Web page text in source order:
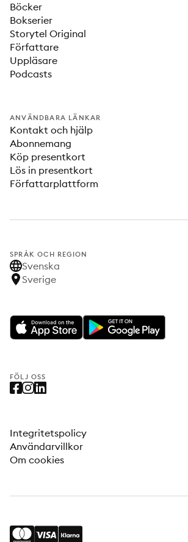
Böcker
Bokserier
Storytel Original
Författare
Uppläsare
Podcasts
ANVÄNDBARA LÄNKAR
Kontakt och hjälp
Abonnemang
Köp presentkort
Lös in presentkort
Författarplattform
SPRÅK OCH REGION
Svenska
Sverige
FÖLJ OSS
Integritetspolicy
Användarvillkor
Om cookies